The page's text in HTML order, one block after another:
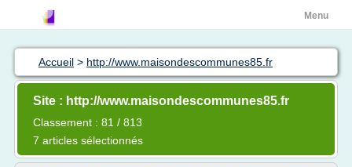
Menu
Accueil > http://www.maisondescommunes85.fr
Site : http://www.maisondescommunes85.fr
Classement : 81 / 813
7 articles sélectionnés